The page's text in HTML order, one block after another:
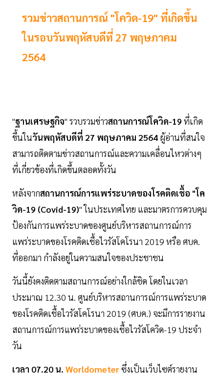
รวมข่าวสถานการณ์ "โควิด-19" ที่เกิดขึ้น
ในรอบวันพฤหัสบดีที่ 27 พฤษภาคม
2564
"ฐานเศรษฐกิจ" รวบรวมข่าวสถานการณ์โควิด-19 ที่เกิด
ขึ้นในวันพฤหัสบดีที่ 27 พฤษภาคม 2564 ผู้อ่านที่สนใจ
สามารถติดตามข่าวสถานการณ์และความเคลื่อนไหวต่างๆ
ที่เกี่ยวข้องที่เกิดขึ้นตลอดทั้งวัน
หลังจากสถานการณ์การแพร่ระบาดของโรคติดเชื้อ "โค
วิด-19 (Covid-19)" ในประเทศไทย และมาตรการควบคุม
ป้องกันการแพร่ระบาดของศูนย์บริหารสถานการณ์การ
แพร่ระบาดของโรคติดเชื้อไวรัสโคโรนา 2019 หรือ ศบค.
ที่ออกมา กำลังอยู่ในความสนใจของประชาชน
วันนี้ยังคงติดตามสถานการณ์อย่างใกล้ชิด โดยในเวลา
ประมาณ 12.30 น. ศูนย์บริหารสถานการณ์การแพร่ระบาด
ของโรคติดเชื้อไวรัสโคโรนา 2019 (ศบค.) จะมีการรายงาน
สถานการณ์การแพร่ระบาดของเชื้อไวรัสโควิด-19 ประจำ
วัน
เวลา 07.20 น. Worldometerซึ่งเป็นเว็บไซต์รายงาน